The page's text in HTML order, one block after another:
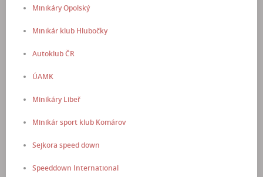
Minikáry Opolský
Minikár klub Hlubočky
Autoklub ČR
ÚAMK
Minikáry Libeř
Minikár sport klub Komárov
Sejkora speed down
Speeddown International